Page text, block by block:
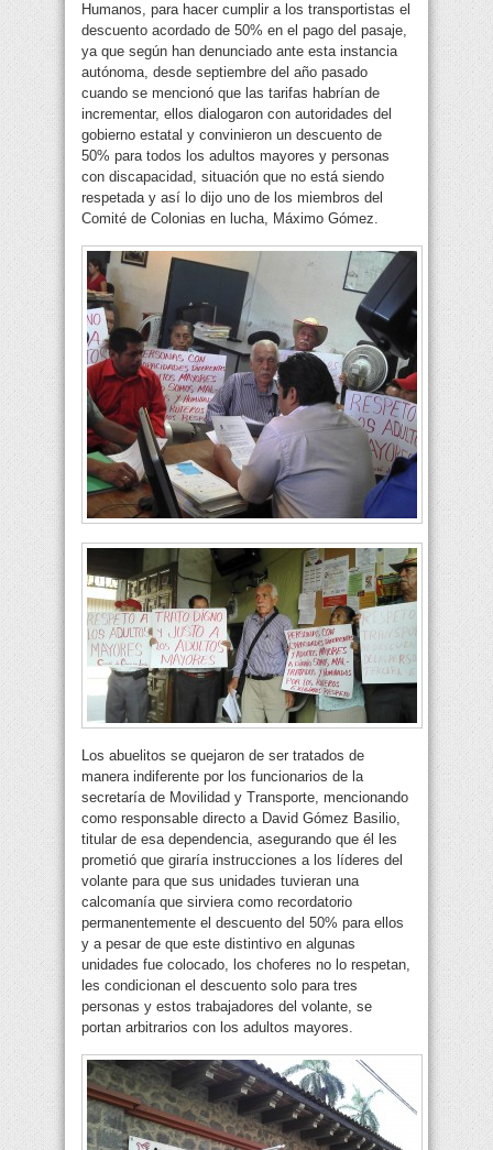
Humanos, para hacer cumplir a los transportistas el
descuento acordado de 50% en el pago del pasaje,
ya que según han denunciado ante esta instancia
autónoma, desde septiembre del año pasado
cuando se mencionó que las tarifas habrían de
incrementar, ellos dialogaron con autoridades del
gobierno estatal y convinieron un descuento de
50% para todos los adultos mayores y personas
con discapacidad, situación que no está siendo
respetada y así lo dijo uno de los miembros del
Comité de Colonias en lucha, Máximo Gómez.
Los abuelitos se quejaron de ser tratados de
manera indiferente por los funcionarios de la
secretaría de Movilidad y Transporte, mencionando
como responsable directo a David Gómez Basilio,
titular de esa dependencia, asegurando que él les
prometió que giraría instrucciones a los líderes del
volante para que sus unidades tuvieran una
calcomanía que sirviera como recordatorio
permanentemente el descuento del 50% para ellos
y a pesar de que este distintivo en algunas
unidades fue colocado, los choferes no lo respetan,
les condicionan el descuento solo para tres
personas y estos trabajadores del volante, se
portan arbitrarios con los adultos mayores.